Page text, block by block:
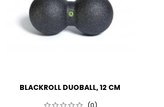
BLACKROLL DUOBALL, 12 CM